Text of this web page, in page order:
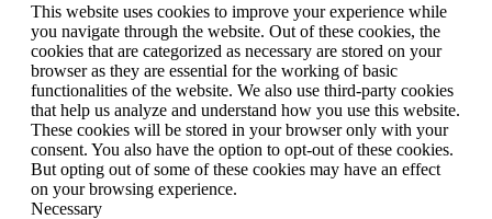
This website uses cookies to improve your experience while
you navigate through the website. Out of these cookies, the
cookies that are categorized as necessary are stored on your
browser as they are essential for the working of basic
functionalities of the website. We also use third-party cookies
that help us analyze and understand how you use this website.
These cookies will be stored in your browser only with your
consent. You also have the option to opt-out of these cookies.
But opting out of some of these cookies may have an effect
on your browsing experience.
Necessary